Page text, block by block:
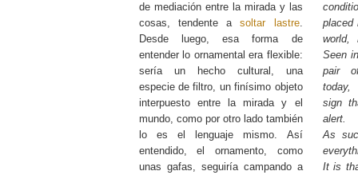
de mediación entre la mirada y las
cosas, tendente asoltar lastre.
Desde luego, esa forma de
entender lo ornamental era flexible:
sería un hecho cultural, una
especie de filtro, un finísimo objeto
interpuesto entre la mirada y el
mundo, como por otro lado también
lo es el lenguaje mismo. Así
entendido, el ornamento, como
unas gafas, seguiría campando a
placed
world,
Seen
pair
today,
sign
alert.
As
It is